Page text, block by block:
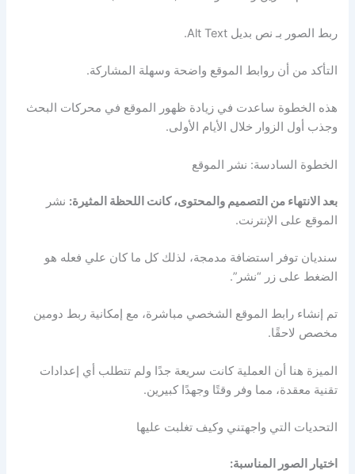
ربط الصور بـ نص بديل Alt Text.
التأكد من أن روابط الموقع واضحة وسهلة المشاركة.
هذه الخطوة ساعدت في زيادة ظهور الموقع في محركات البحث
وجذب أول الزوار خلال الأيام الأولى.
الخطوة السادسة: نشر الموقع
بعد الانتهاء من التصميم والمحتوى، كانت اللحظة المثيرة: نشر
الموقع على الإنترنت.
سنديان توفر استضافة مدمجة، لذلك كل ما كان علي فعله هو
الضغط على زر “نشر”.
تم إنشاء رابط الموقع الشخصي مباشرة، مع إمكانية ربط دومين
مخصص لاحقًا.
الميزة هنا أن العملية كانت سريعة جدًا ولم تتطلب أي إعدادات
تقنية معقدة، مما وفر وقتًا وجهدًا كبيرين.
التحديات التي واجهتني وكيف تغلبت عليها
اختيار الصور المناسبة: